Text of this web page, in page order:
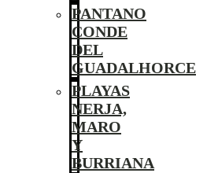
PANTANO
CONDE
DEL
GUADALHORCE
PLAYAS
NERJA,
MARO
Y
BURRIANA